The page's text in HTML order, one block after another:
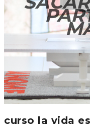
curso la vida